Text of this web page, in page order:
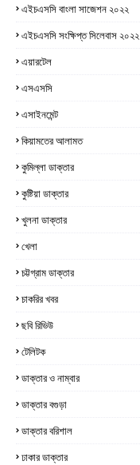
এইচএসসি বাংলা সাজেশন ২০২২
এইচএসসি সংক্ষিপ্ত সিলেবাস ২০২২
এয়ারটেল
এসএসসি
এসাইনমেন্ট
কিয়ামতের আলামত
কুমিল্লা ডাক্তার
কুষ্টিয়া ডাক্তার
খুলনা ডাক্তার
খেলা
চট্টগ্রাম ডাক্তার
চাকরির খবর
ছবি রিভিউ
টেলিটক
ডাক্তার ও নাম্বার
ডাক্তার বগুড়া
ডাক্তার বরিশাল
ঢাকার ডাক্তার